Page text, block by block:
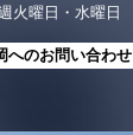
火曜日・水曜日
へのお問い合わせ